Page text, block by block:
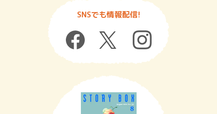
SNSでも情報配信!